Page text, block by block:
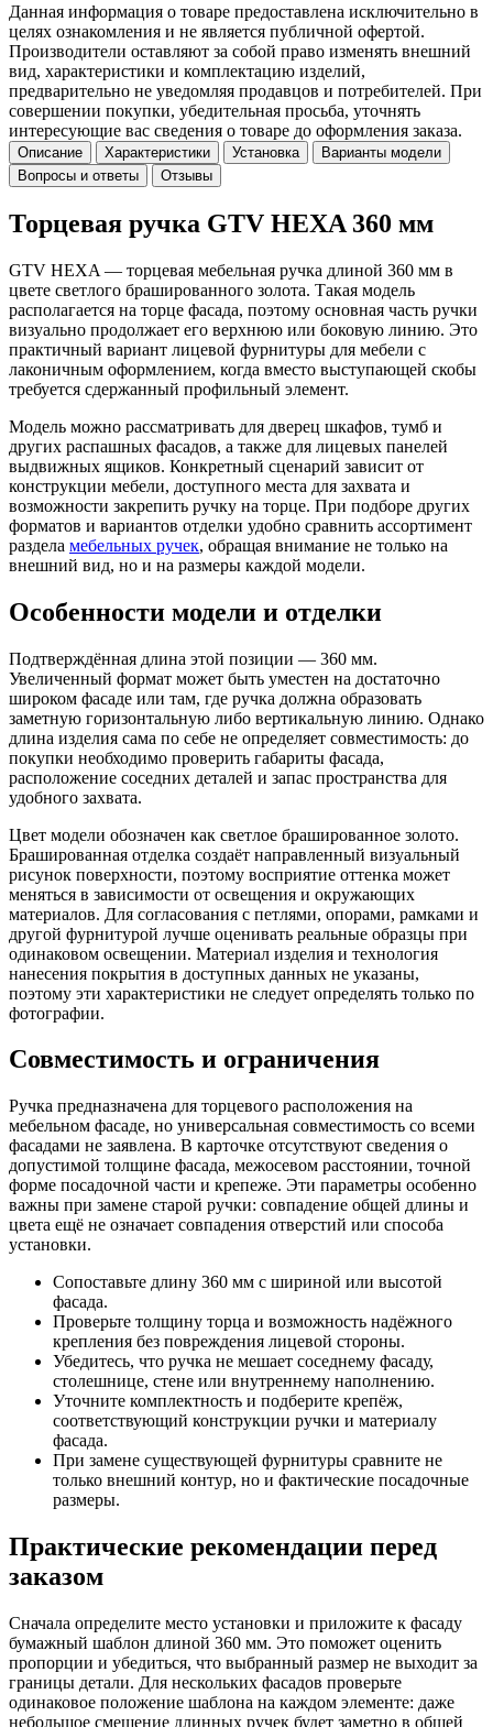
Данная информация о товаре предоставлена исключительно в
целях ознакомления и не является публичной офертой.
Производители оставляют за собой право изменять внешний
вид, характеристики и комплектацию изделий,
предварительно не уведомляя продавцов и потребителей. При
совершении покупки, убедительная просьба, уточнять
интересующие вас сведения о товаре до оформления заказа.
Описание Характеристики Установка
Варианты модели
Вопросы и ответы
Отзывы
Торцевая ручка GTV HEXA 360 мм
GTV HEXA — торцевая мебельная ручка длиной 360 мм в
цвете светлого брашированного золота. Такая модель
располагается на торце фасада, поэтому основная часть ручки
визуально продолжает его верхнюю или боковую линию. Это
практичный вариант лицевой фурнитуры для мебели с
лаконичным оформлением, когда вместо выступающей скобы
требуется сдержанный профильный элемент.
Модель можно рассматривать для дверец шкафов, тумб и
других распашных фасадов, а также для лицевых панелей
выдвижных ящиков. Конкретный сценарий зависит от
конструкции мебели, доступного места для захвата и
возможности закрепить ручку на торце. При подборе других
форматов и вариантов отделки удобно сравнить ассортимент
раздела мебельных ручек, обращая внимание не только на
внешний вид, но и на размеры каждой модели.
Особенности модели и отделки
Подтверждённая длина этой позиции — 360 мм.
Увеличенный формат может быть уместен на достаточно
широком фасаде или там, где ручка должна образовать
заметную горизонтальную либо вертикальную линию. Однако
длина изделия сама по себе не определяет совместимость: до
покупки необходимо проверить габариты фасада,
расположение соседних деталей и запас пространства для
удобного захвата.
Цвет модели обозначен как светлое брашированное золото.
Брашированная отделка создаёт направленный визуальный
рисунок поверхности, поэтому восприятие оттенка может
меняться в зависимости от освещения и окружающих
материалов. Для согласования с петлями, опорами, рамками и
другой фурнитурой лучше оценивать реальные образцы при
одинаковом освещении. Материал изделия и технология
нанесения покрытия в доступных данных не указаны,
поэтому эти характеристики не следует определять только по
фотографии.
Совместимость и ограничения
Ручка предназначена для торцевого расположения на
мебельном фасаде, но универсальная совместимость со всеми
фасадами не заявлена. В карточке отсутствуют сведения о
допустимой толщине фасада, межосевом расстоянии, точной
форме посадочной части и крепеже. Эти параметры особенно
важны при замене старой ручки: совпадение общей длины и
цвета ещё не означает совпадения отверстий или способа
установки.
Сопоставьте длину 360 мм с шириной или высотой
фасада.
Проверьте толщину торца и возможность надёжного
крепления без повреждения лицевой стороны.
Убедитесь, что ручка не мешает соседнему фасаду,
столешнице, стене или внутреннему наполнению.
Уточните комплектность и подберите крепёж,
соответствующий конструкции ручки и материалу
фасада.
При замене существующей фурнитуры сравните не
только внешний контур, но и фактические посадочные
размеры.
Практические рекомендации перед
заказом
Сначала определите место установки и приложите к фасаду
бумажный шаблон длиной 360 мм. Это поможет оценить
пропорции и убедиться, что выбранный размер не выходит за
границы детали. Для нескольких фасадов проверьте
одинаковое положение шаблона на каждом элементе: даже
небольшое смещение длинных ручек будет заметно в общей